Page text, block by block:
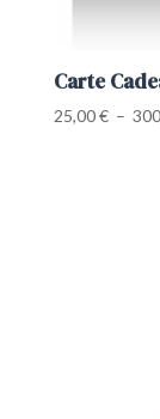
Carte
25,00€ –